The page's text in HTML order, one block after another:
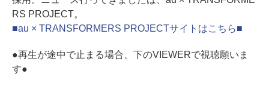
RS PROJECT。
■au × TRANSFORMERS PROJECTサイトはこちら■
●再生が途中で止まる場合、下のVIEWERで視聴願いま
す●